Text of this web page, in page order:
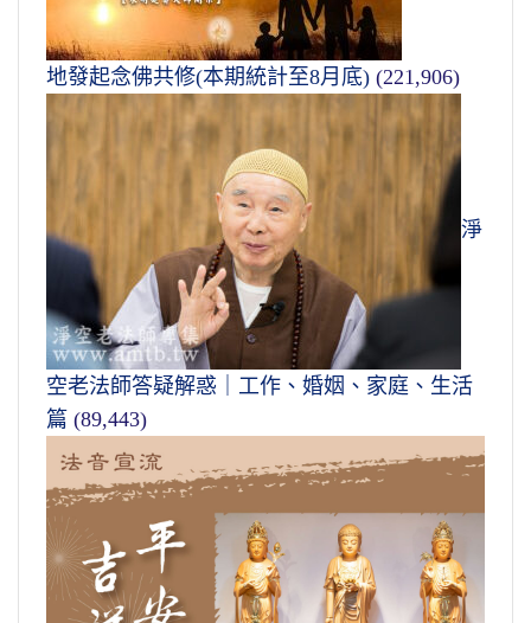
地發起念佛共修(本期統計至8月底) (221,906)
淨
空老法師答疑解惑｜工作、婚姻、家庭、生活
篇 (89,443)